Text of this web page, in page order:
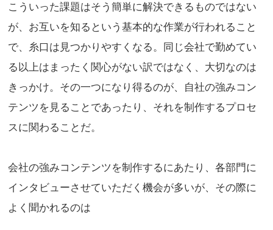
こういった課題はそう簡単に解決できるものではない
が、お互いを知るという基本的な作業が行われること
で、糸口は見つかりやすくなる。同じ会社で勤めてい
る以上はまったく関心がない訳ではなく、大切なのは
きっかけ。その一つになり得るのが、自社の強みコン
テンツを見ることであったり、それを制作するプロセ
スに関わることだ。
会社の強みコンテンツを制作するにあたり、各部門に
インタビューさせていただく機会が多いが、その際に
よく聞かれるのは